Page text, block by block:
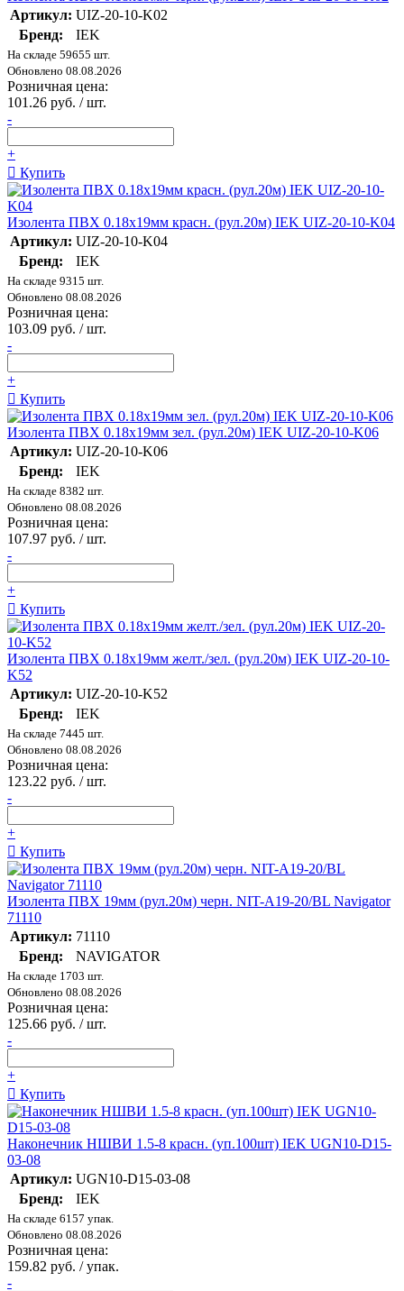
Артикул: UIZ-20-10-K02
Бренд:
IEK
На складе 59655 шт.
Обновлено 08.08.2026
Розничная цена:
101.26 руб. / шт.
-
+
Купить
Изолента ПВХ 0.18х19мм красн. (рул.20м) IEK UIZ-20-10-K04
Артикул: UIZ-20-10-K04
Бренд:
IEK
На складе 9315 шт.
Обновлено 08.08.2026
Розничная цена:
103.09 руб. / шт.
-
+
Купить
Изолента ПВХ 0.18х19мм зел. (рул.20м) IEK UIZ-20-10-K06
Артикул: UIZ-20-10-K06
Бренд:
IEK
На складе 8382 шт.
Обновлено 08.08.2026
Розничная цена:
107.97 руб. / шт.
-
+
Купить
Изолента ПВХ 0.18х19мм желт./зел. (рул.20м) IEK UIZ-20-10-
K52
Артикул: UIZ-20-10-K52
Бренд:
IEK
На складе 7445 шт.
Обновлено 08.08.2026
Розничная цена:
123.22 руб. / шт.
-
+
Купить
Изолента ПВХ 19мм (рул.20м) черн. NIT-A19-20/BL Navigator
71110
Артикул: 71110
Бренд:
NAVIGATOR
На складе 1703 шт.
Обновлено 08.08.2026
Розничная цена:
125.66 руб. / шт.
-
+
Купить
Наконечник НШВИ 1.5-8 красн. (уп.100шт) IEK UGN10-D15-
03-08
Артикул: UGN10-D15-03-08
Бренд:
IEK
На складе 6157 упак.
Обновлено 08.08.2026
Розничная цена:
159.82 руб. / упак.
-